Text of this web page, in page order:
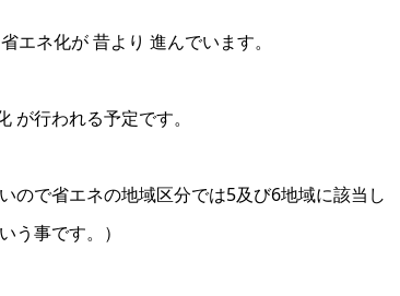
エネ化が 昔より 進んでいます。
が行われる予定です。
ので省エネの地域区分では5及び6地域に該当し
う事です。）